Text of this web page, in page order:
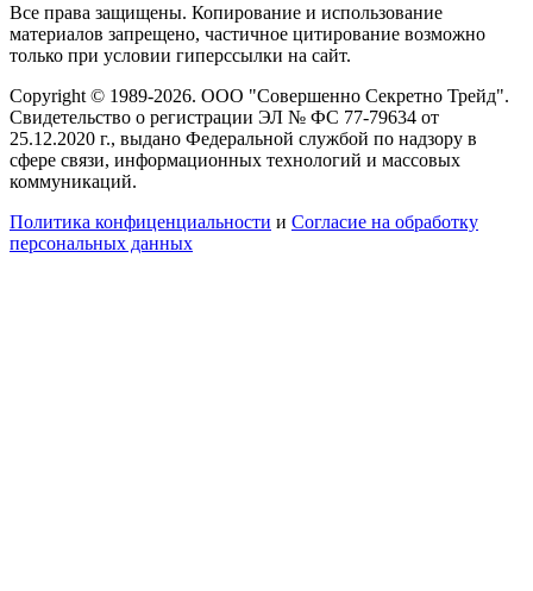
Все права защищены. Копирование и использование
материалов запрещено, частичное цитирование возможно
только при условии гиперссылки на сайт.
Copyright © 1989-2026. ООО "Совершенно Секретно Трейд".
Свидетельство о регистрации ЭЛ № ФС 77-79634 от
25.12.2020 г., выдано Федеральной службой по надзору в
сфере связи, информационных технологий и массовых
коммуникаций.
Политика конфиценциальности и Согласие на обработку
персональных данных